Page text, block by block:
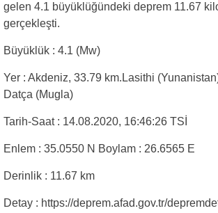
gelen 4.1 büyüklüğündeki deprem 11.67
gerçekleşti.
Büyüklük : 4.1 (Mw)
Yer : Akdeniz, 33.79 km.Lasithi
Datça (Mugla)
Tarih-Saat : 14.08.2020, 16:46:26 TSİ
Enlem : 35.0550 N Boylam : 26.6565 E
Derinlik : 11.67 km
Detay : https://deprem.afad.gov.tr/